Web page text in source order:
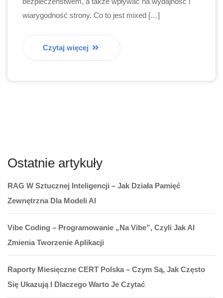
wiarygodność strony. Co to jest mixed […]
Czytaj więcej
Ostatnie artykuły
RAG W Sztucznej Inteligencji – Jak Działa Pamięć
Zewnętrzna Dla Modeli AI
Vibe Coding – Programowanie „na Vibe”, Czyli Jak AI
Zmienia Tworzenie Aplikacji
Raporty Miesięczne CERT Polska – Czym Są, Jak Często
Się Ukazują I Dlaczego Warto Je Czytać